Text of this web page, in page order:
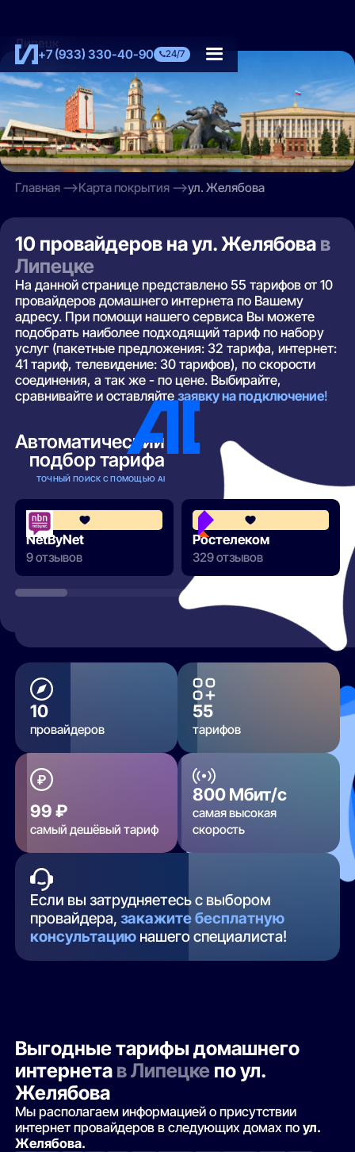
+7 (933) 330-40-90 24/7
Липецк
Главная Карта покрытия ул. Желябова
10 провайдеров на ул. Желябова в
Липецке
На данной странице представлено 55 тарифов от 10
провайдеров домашнего интернета по Вашему
адресу. При помощи нашего сервиса Вы можете
подобрать наиболее подходящий тариф по набору
услуг (пакетные предложения: 32 тарифа, интернет:
41 тариф, телевидение: 30 тарифов), по скорости
соединения, а так же - по цене. Выбирайте,
сравнивайте и оставляйтезаявку на подключение!
Автоматический
подбор тарифа
ТОЧНЫЙ ПОИСК С ПОМОЩЬЮ AI
3.7
NetByNet
9 отзывов
Ростелеком
329 отзывов
10
провайдеров
55
тарифов
99 ₽
самый дешёвый тариф
800 Мбит/с
самая высокая
скорость
Если вы затрудняетесь с выбором
провайдера,закажите бесплатную
консультацию нашего специалиста!
Выгодные тарифы домашнего
интернета в Липецке по ул.
Желябова
Мы располагаем информацией о присутствии
интернет провайдеров в следующих домах поул.
Желябова.